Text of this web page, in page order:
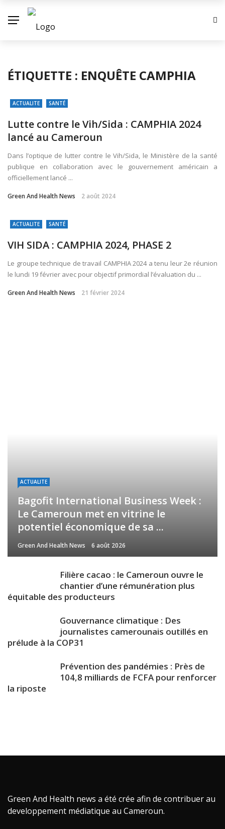
ÉTIQUETTE : ENQUÊTE CAMPHIA
ACTUALITE SANTÉ
Lutte contre le Vih/Sida : CAMPHIA 2024
lancé au Cameroun
Dans l’optique de lutter contre le Vih/Sida, le Ministère de la santé
publique en collaboration avec le gouvernement américain a
officiellement lancé ...
Green And Health News 2 août 2024
ACTUALITE SANTÉ
VIH SIDA : CAMPHIA 2024, PHASE 2
Le groupe technique de travail CAMPHIA 2024 a tenu leur 2e réunion
le lundi 19 février avec pour objectif primordial l’évaluation du ...
Green And Health News 21 février 2024
ACTUALITE
Bagofit International Business Week :
Le Cameroun met en vitrine le
potentiel économique de sa ...
Green And Health News 6 août 2026
Filière cacao : le Cameroun ouvre le
chantier d’une rémunération plus
équitable des producteurs
Gouvernance climatique : Des
journalistes camerounais outillés en
prélude à la COP31
Prévention des pandémies : Près de
104,8 milliards de FCFA pour renforcer
la riposte
Green And Health news a été crée afin de contribuer au
developpement médiatique au Cameroun.